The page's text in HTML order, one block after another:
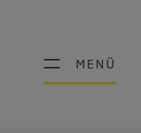
MENÜ
MENÜ